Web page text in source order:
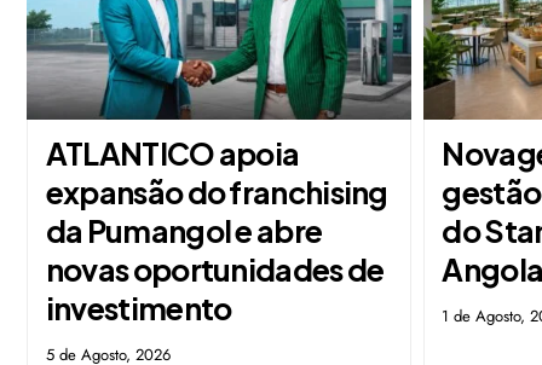
ATLANTICO apoia
expansão do franchising
da Pumangol e abre
novas oportunidades de
investimento
5 de Agosto, 2026
do
1 de Agosto,